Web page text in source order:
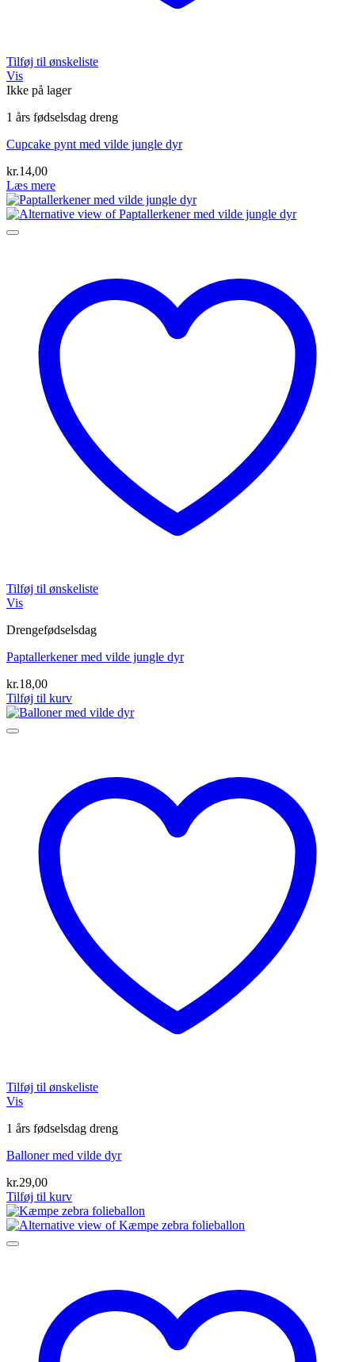
Tilføj til ønskeliste
Vis
Ikke på lager
1 års fødselsdag dreng
Cupcake pynt med vilde jungle dyr
kr.14,00
Læs mere
Tilføj til ønskeliste
Vis
Drengefødselsdag
Paptallerkener med vilde jungle dyr
kr.18,00
Tilføj til kurv
Tilføj til ønskeliste
Vis
1 års fødselsdag dreng
Balloner med vilde dyr
kr.29,00
Tilføj til kurv